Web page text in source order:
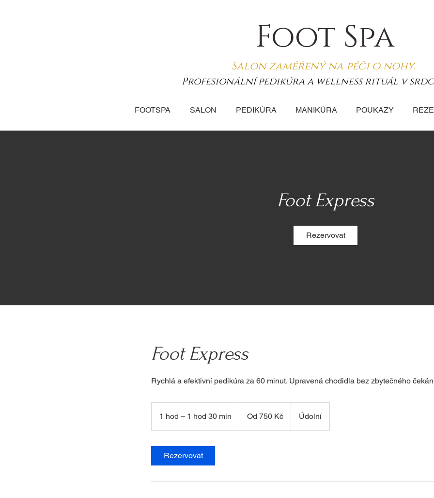
Foot Spa
Salon zaměřený na péči o nohy.
Profesionální pedikúra a wellness rituál v
FOOTSPA SALON PEDIKÚRA MANIKÚRA POUKAZY
Foot Express
Rezervovat
Foot Express
Rychlá a efektivní pedikúra za 60 minut. Upravená chodidla bez zbytečného
1 hod – 1 hod 30 min
h
českých
Od 750 Kč Údolní
Rezervovat